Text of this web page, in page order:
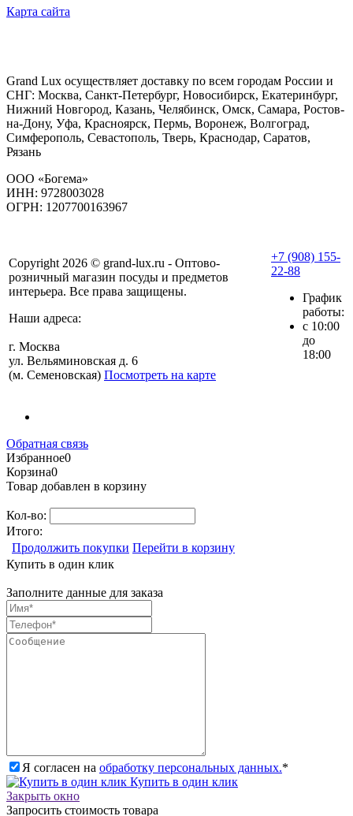
Карта сайта
Grand Lux осуществляет доставку по всем городам России и
СНГ: Москва, Санкт-Петербург, Новосибирск, Екатеринбург,
Нижний Новгород, Казань, Челябинск, Омск, Самара, Ростов-
на-Дону, Уфа, Красноярск, Пермь, Воронеж, Волгоград,
Симферополь, Севастополь, Тверь, Краснодар, Саратов,
Рязань
ООО «Богема»
ИНН: 9728003028
ОГРН: 1207700163967
Copyright 2026 © grand-lux.ru - Оптово-
розничный магазин посуды и предметов
интерьера. Все права защищены.
Наши адреса:
г. Москва
ул. Вельяминовская д. 6
(м. Семеновская) Посмотреть на карте
+7 (908) 155-
22-88
График
работы:
с 10:00
до
18:00
Обратная связь
Избранное0
Корзина0
Товар добавлен в корзину
Кол-во:
Итого:
Продолжить покупки Перейти в корзину
Купить в один клик
Заполните данные для заказа
Я согласен на обработку персональных данных.*
Купить в один клик
Закрыть окно
Запросить стоимость товара